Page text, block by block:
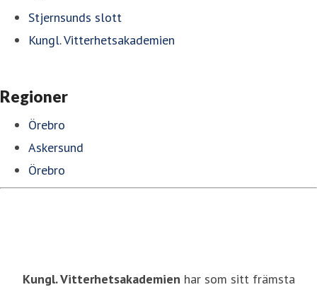
Stjernsunds slott
Kungl. Vitterhetsakademien
Regioner
Örebro
Askersund
Örebro
Kungl. Vitterhetsakademien har som sitt främsta